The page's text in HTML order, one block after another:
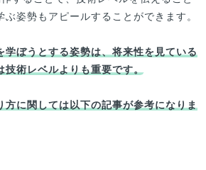
姿勢もアピールすることができます。
学ぼうとする姿勢は、将来性を見ている
技術レベルよりも重要です。
方に関しては以下の記事が参考になりま